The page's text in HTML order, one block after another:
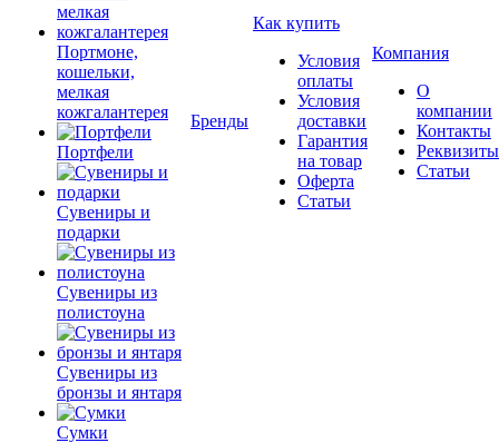
Портмоне,
кошельки,
мелкая
кожгалантерея
Портфели
Сувениры и
подарки
Сувениры из
полистоуна
Сувениры из
бронзы и янтаря
Сумки
Бренды
Как купить
Условия
оплаты
Условия
доставки
Гарантия
на товар
Оферта
Статьи
Компания
О
компании
Контакты
Реквизиты
Статьи